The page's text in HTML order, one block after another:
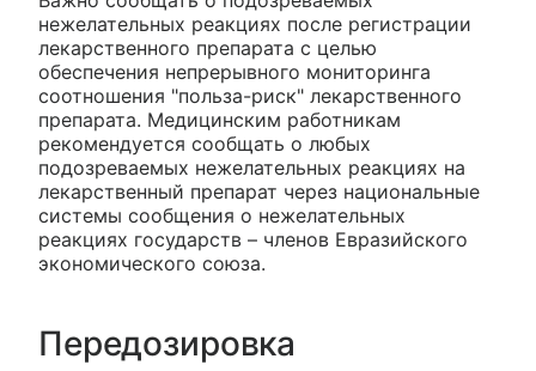
нежелательных реакциях после регистрации
лекарственного препарата с целью
обеспечения непрерывного мониторинга
соотношения "польза-риск" лекарственного
препарата. Медицинским работникам
рекомендуется сообщать о любых
подозреваемых нежелательных реакциях на
лекарственный препарат через национальные
системы сообщения о нежелательных
реакциях государств – членов Евразийского
экономического союза.
Передозировка